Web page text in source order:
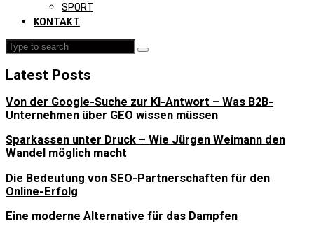
SPORT
KONTAKT
Latest Posts
Von der Google-Suche zur KI-Antwort – Was B2B-
Unternehmen über GEO wissen müssen
Sparkassen unter Druck – Wie Jürgen Weimann den
Wandel möglich macht
Die Bedeutung von SEO-Partnerschaften für den
Online-Erfolg
Eine moderne Alternative für das Dampfen